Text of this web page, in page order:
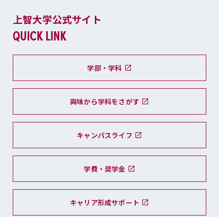
上智大学公式サイト
QUICK LINK
学部・学科
興味から学科をさがす
キャンパスライフ
学費・奨学金
キャリア形成サポート